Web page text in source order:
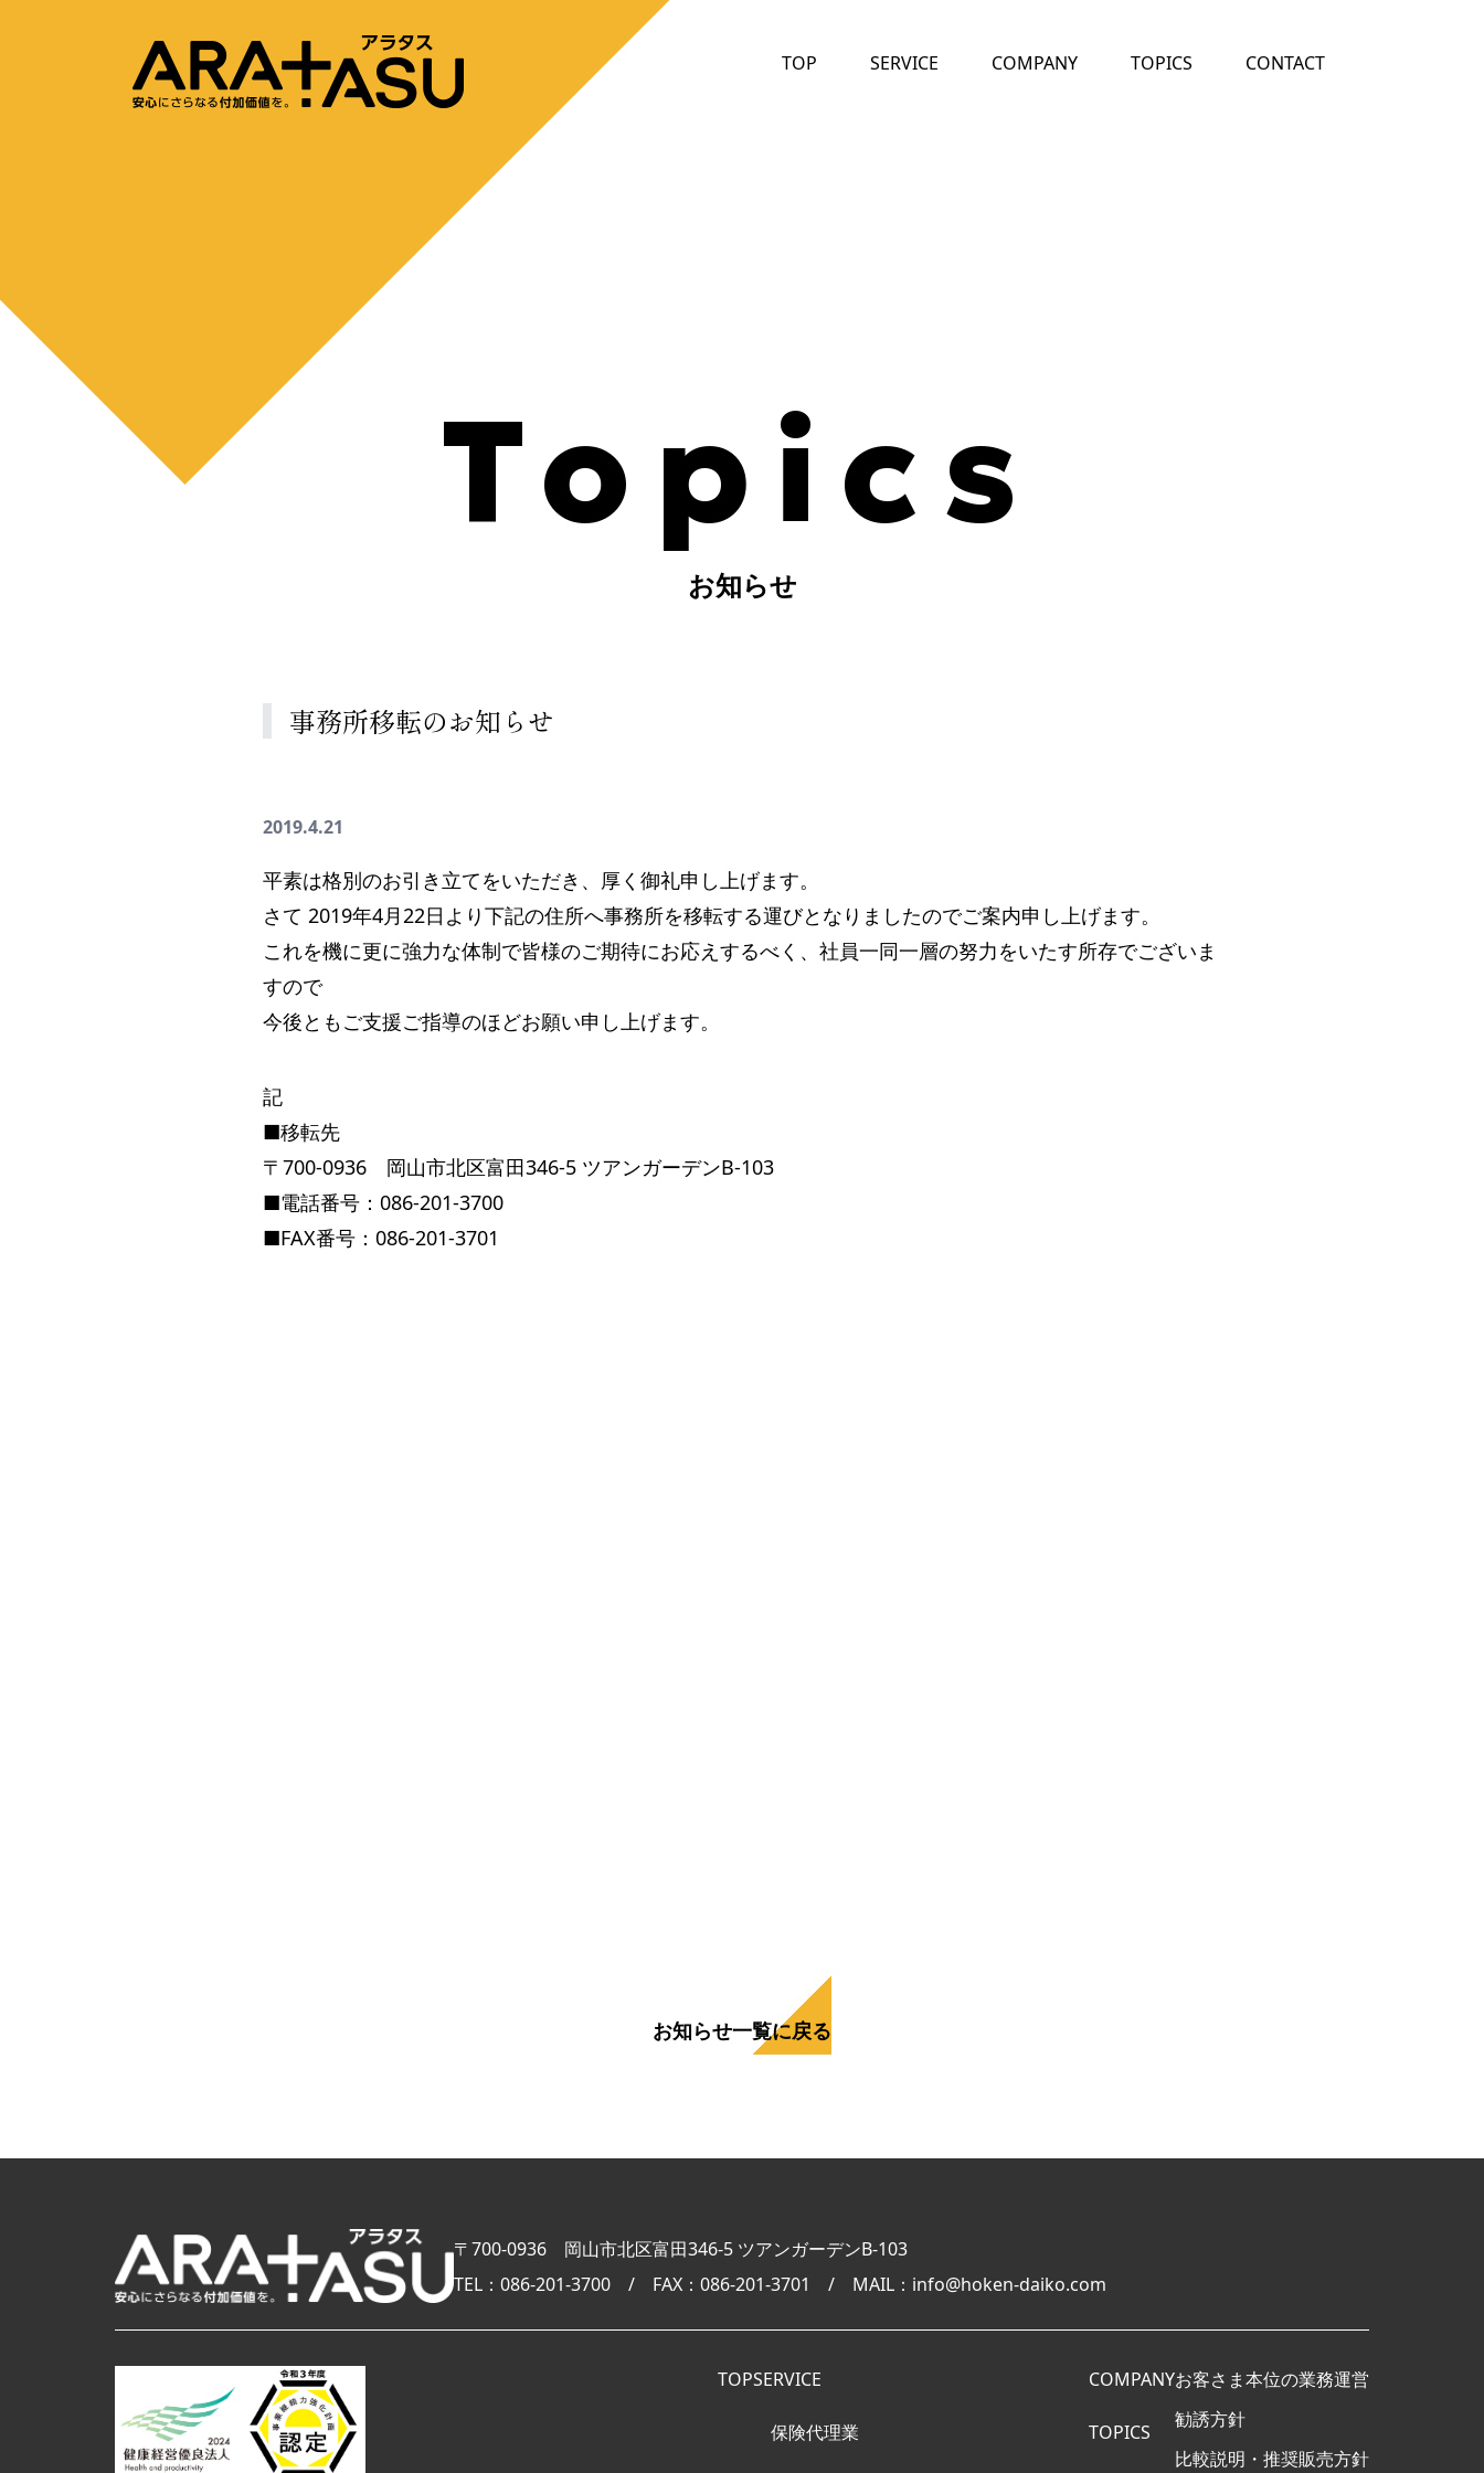
TOP SERVICE COMPANY TOPICS CONTACT
To pics
お知らせ
事務所移転のお知らせ
2019.4.21
平素は格別のお引き立てをいただき、厚く御礼申し上げます。
さて 2019年4月22日より下記の住所へ事務所を移転する運びとなりましたのでご案内申し上げます。
これを機に更に強力な体制で皆様のご期待にお応えするべく、社員一同一層の努力をいたす所存でございま
すので
今後ともご支援ご指導のほどお願い申し上げます。
記
■移転先
〒700-0936 岡山市北区富田346-5 ツアンガーデンB-103
■電話番号：086-201-3700
■FAX番号：086-201-3701
お知らせ一覧に戻る
〒700-0936 岡山市北区富田346-5 ツアンガーデンB-103
TEL：086-201-3700 / FAX：086-201-3701 / MAIL：info@hoken-daiko.com
TOPSERVICE
保険代理業
COMPANY
TOPICS
お客さま本位の業務運営
勧誘方針
比較説明・推奨販売方針